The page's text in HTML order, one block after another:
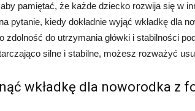
pamiętać, że każde dziecko rozwija się w
pytanie, kiedy dokładnie wyjąć wkładkę dla
zdolność do utrzymania główki i stabilności
silne i stabilne, możesz rozważyć
wkładkę dla noworodka z